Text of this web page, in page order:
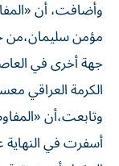
وأضافت، أن
مؤمن سليمان،من
جهة أخرى في
الكرمة العراقي
وتابعت،أن
أسفرت في